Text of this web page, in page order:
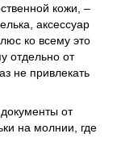
кожи, –
аксессуар
ко всему это
отдельно от
не привлекать
от
на молнии, где